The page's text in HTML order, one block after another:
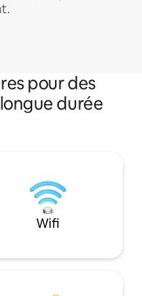
pour des
durée
Wifi